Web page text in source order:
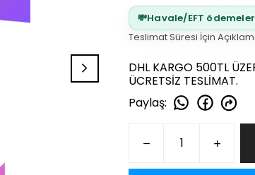
💸Havale/EFT
Teslimat Süresi İçin
DHL KARGO 500TL
ÜCRETSİZ TESLİMAT.
Paylaş: